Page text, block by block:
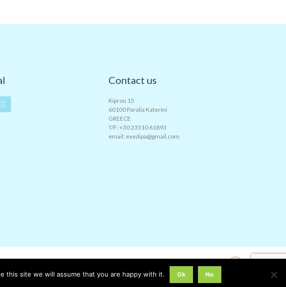
Contact us
Kiprou 15
60100 Paralia Katerini
GREECE
T/F: +30 23510 61893
email: exedipa@gmail.com
© © Paralia Hoteliers Association
this site we will assume that you are happy with it. Ok No